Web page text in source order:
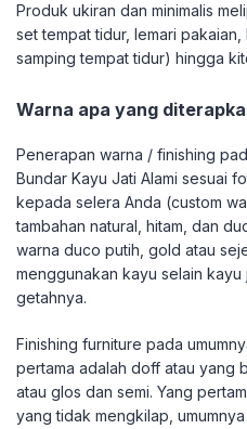
Produk ukiran dan minimalis
set tempat tidur, lemari pakaian,
samping tempat tidur) hingga
Warna apa yang
Penerapan warna / finishing
Bundar Kayu Jati Alami sesuai
kepada selera Anda (custom
tambahan natural, hitam, dan
warna duco putih, gold atau
menggunakan kayu selain kayu
getahnya.
Finishing furniture pada
pertama adalah doff atau yang
atau glos dan semi. Yang
yang tidak mengkilap,